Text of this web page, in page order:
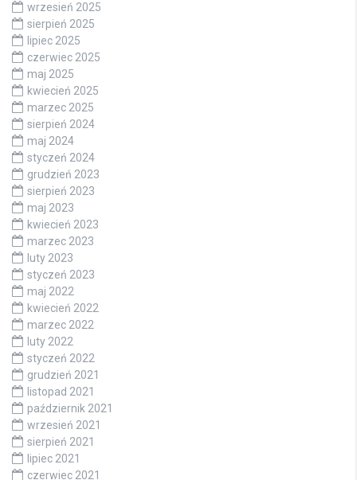
wrzesień 2025
sierpień 2025
lipiec 2025
czerwiec 2025
maj 2025
kwiecień 2025
marzec 2025
sierpień 2024
maj 2024
styczeń 2024
grudzień 2023
sierpień 2023
maj 2023
kwiecień 2023
marzec 2023
luty 2023
styczeń 2023
maj 2022
kwiecień 2022
marzec 2022
luty 2022
styczeń 2022
grudzień 2021
listopad 2021
październik 2021
wrzesień 2021
sierpień 2021
lipiec 2021
czerwiec 2021